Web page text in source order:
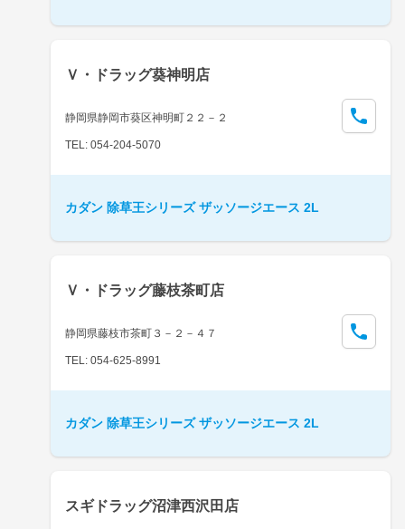
Ｖ・ドラッグ葵神明店
静岡県静岡市葵区神明町２２－２
TEL: 054-204-5070
カダン 除草王シリーズ ザッソージエース 2L
Ｖ・ドラッグ藤枝茶町店
静岡県藤枝市茶町３－２－４７
TEL: 054-625-8991
カダン 除草王シリーズ ザッソージエース 2L
スギドラッグ沼津西沢田店